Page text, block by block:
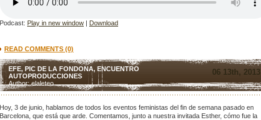
Podcast: Play in new window | Download
READ COMMENTS (0)
EFE, PIC DE LA FONDONA, ENCUENTRO
AUTOPRODUCCIONES
Author: elaleteo
06 13th, 2013
Hoy, 3 de junio, hablamos de todos los eventos feministas del fin de semana pasado en
Barcelona, que está que arde. Comentamos, junto a nuestra invitada Esther, cómo fue la